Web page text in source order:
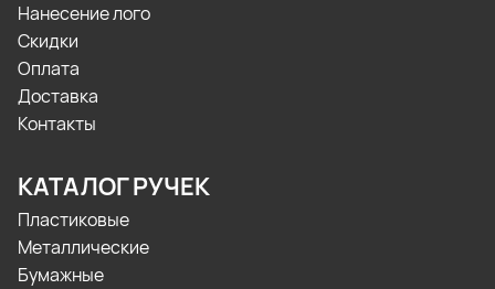
Нанесение лого
Скидки
Оплата
Доставка
Контакты
КАТАЛОГ РУЧЕК
Пластиковые
Металлические
Бумажные